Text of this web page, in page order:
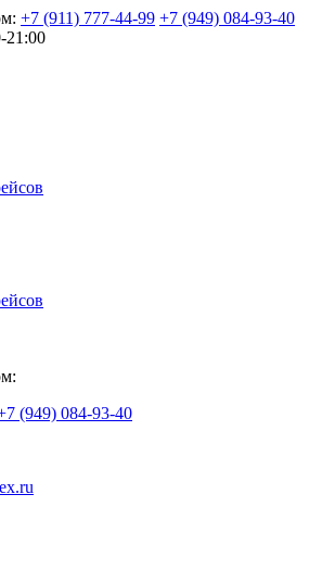
+7 (911) 777-44-99 +7 (949) 084-93-40
21:00
(949) 084-93-40